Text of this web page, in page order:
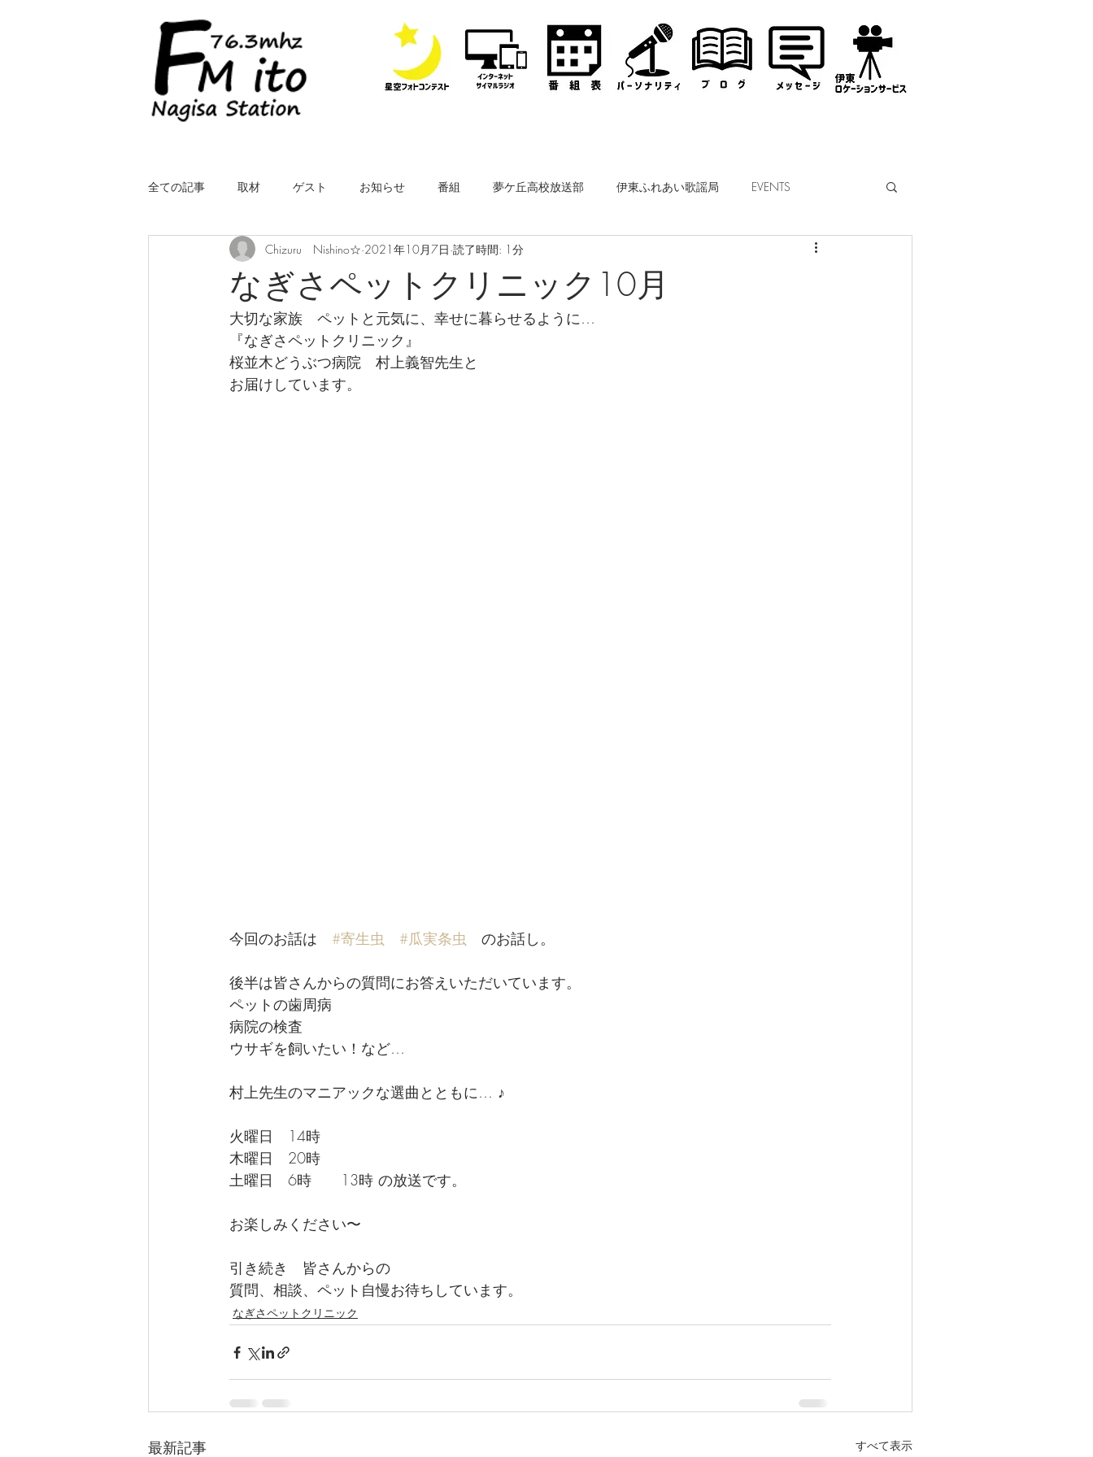
全ての記事 取材 ゲスト お知らせ 番組 夢ケ丘高校放送部 伊東ふれあい歌謡局 EVENTS
LIVE（中継） 星空スケッチ なぎさ・フリースタイルレディオ
ROYALcomfort Life is one time コーナー なぎさペットクリニック
なぎさ達ちゃんカフェ
なぎさペットクリニック10月
Chizuru Nishino☆ 2021年10月7日 読了時間: 1分
大切な家族　ペットと元気に、幸せに暮らせるように…
『なぎさペットクリニック』
桜並木どうぶつ病院　村上義智先生と
お届けしています。
今回のお話は #寄生虫 #瓜実条虫 のお話し。
後半は皆さんからの質問にお答えいただいています。
ペットの歯周病
病院の検査
ウサギを飼いたい！など…
村上先生のマニアックな選曲とともに… ♪
火曜日　14時
木曜日　20時
土曜日　6時　　13時 の放送です。
お楽しみください〜
引き続き　皆さんからの
質問、相談、ペット自慢お待ちしています。
なぎさペットクリニック
最新記事 すべて表示